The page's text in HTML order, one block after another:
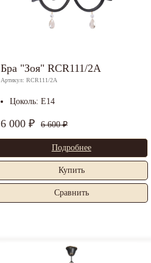
Бра "Зоя" RCR111/2A
Артикул: RCR111/2A
Цоколь: E14
6 000 ₽ 6 600 ₽
Подробнее
Купить
Cравнить